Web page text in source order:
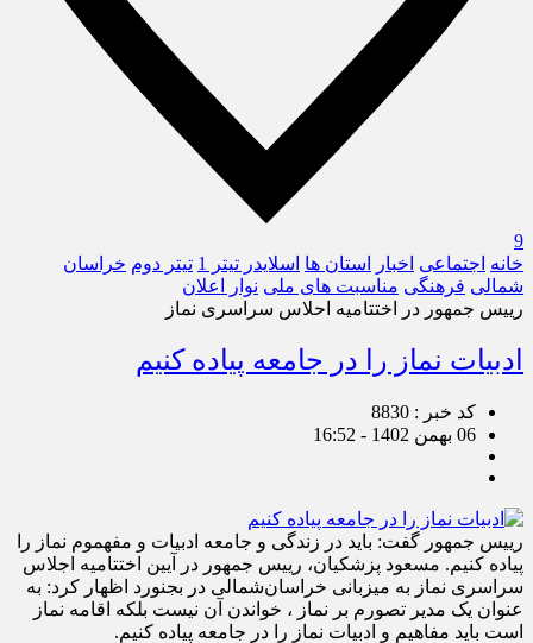
9
خانه اجتماعی اخبار استان ها اسلایدر تیتر 1 تیتر دوم خراسان
شمالی فرهنگی مناسبت های ملی نوار اعلان
رییس جمهور در اختتامیه احلاس سراسری نماز
ادبیات نماز را در جامعه پیاده کنیم
کد خبر : 8830
06 بهمن 1402 - 16:52
رییس جمهور گفت: باید در زندگی و جامعه ادبیات و مفهموم نماز را
پیاده کنیم. مسعود پزشکیان، رییس جمهور در آیین اختتامیه اجلاس
سراسری نماز به میزبانی خراسان‌شمالی در بجنورد اظهار کرد: به
عنوان یک مدیر تصورم بر نماز ، خواندن آن نیست بلکه اقامه نماز
است باید مفاهیم و ادبیات نماز را در جامعه پیاده کنیم.